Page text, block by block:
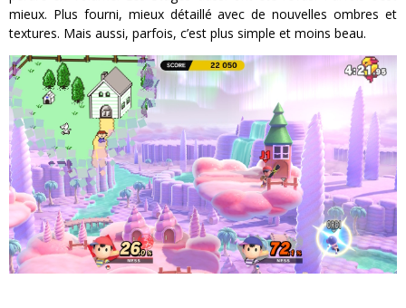
mieux. Plus fourni, mieux détaillé avec de nouvelles ombres et
textures. Mais aussi, parfois, c’est plus simple et moins beau.